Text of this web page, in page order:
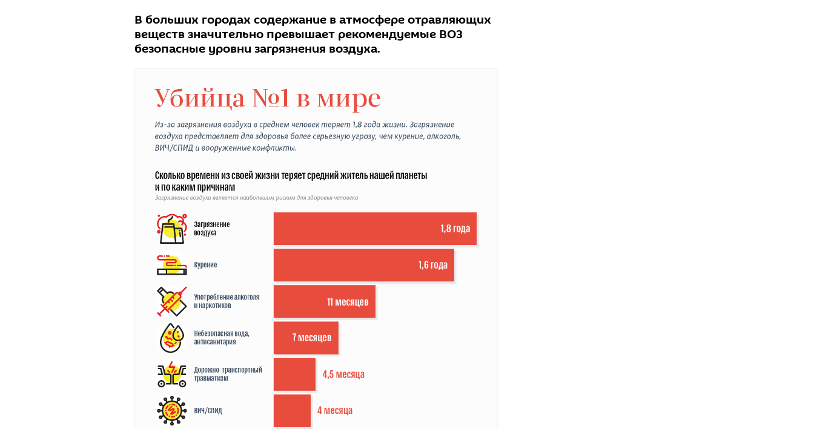
В больших городах содержание в атмосфере отравляющих
веществ значительно превышает рекомендуемые ВОЗ
безопасные уровни загрязнения воздуха.